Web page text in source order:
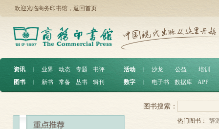
欢迎光临商务印书馆， 返回首页
资讯 ︱ 业界 动态 专题
书评
图书
︱ 新书 常备 丛书 辑刊
活动 沙龙 公益
培训
数字
电子书 数据库 APP
图书搜索：
热门图书： 辞